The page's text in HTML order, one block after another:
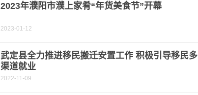
2023年濮阳市濮上家肴“年货美食节”开幕
2023-01-12
武定县全力推进移民搬迁安置工作 积极引导移民多
渠道就业
2022-11-09